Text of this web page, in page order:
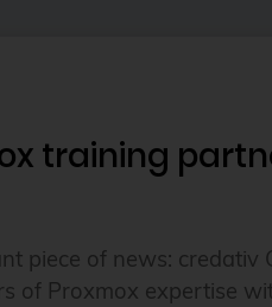
training
piece of news:
of Proxmox expertise